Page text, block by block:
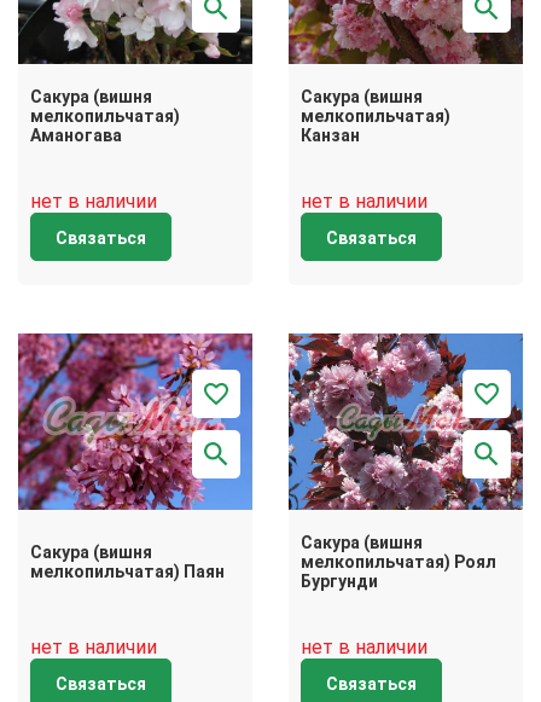
Сакура (вишня
мелкопильчатая)
Аманогава
нет в наличии
Связаться
Сакура (вишня
мелкопильчатая)
Канзан
нет в наличии
Связаться
Сакура (вишня
мелкопильчатая) Паян
нет в наличии
Связаться
Сакура (вишня
мелкопильчатая) Роял
Бургунди
нет в наличии
Связаться